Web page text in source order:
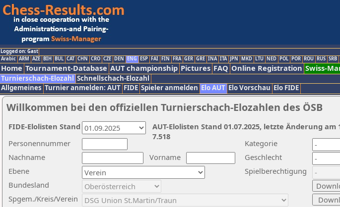
Logged on: Gast
Arabic ARM AZE BIH BUL CAT CHN CRO CZE DEN ENG ESP FAI FIN FRA GER GRE INA ITA JPN MKD LTU NED POL POR ROU RUS SRB
Home Tournament-Database AUT championship Pictures FAQ Online Registration Swiss-
Turnierschach-Elozahl Schnellschach-Elozahl
Allgemeines Turnier anmelden: AUT FIDE Spieler anmelden Elo AUT Elo Vorschau Elo FIDE
Willkommen bei den offiziellen Turnierschach-Elozahlen des ÖSB
Nachname
Vorname
Ebene
Kategorie
Personennummer
Bundesland
Spgem./Kreis/Verein
Geschlecht
Spielberechtigung
AUT-Elolisten Stand 01.07.2025, letzte Änderung
7.518
FIDE-Elolisten Stand